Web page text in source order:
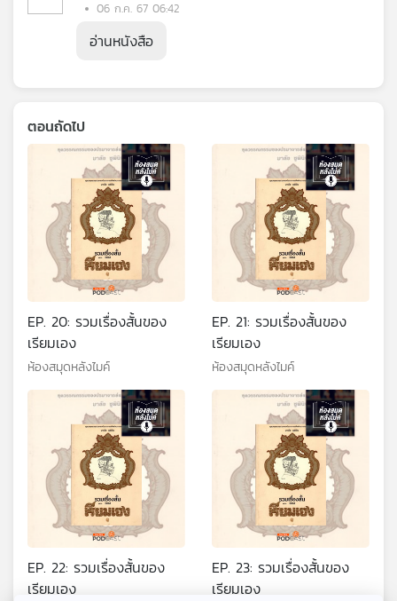
06 ก.ค. 67 06:42
อ่านหนังสือ
ตอนถัดไป
EP. 20: รวมเรื่องสั้นของ
เรียมเอง
ห้องสมุดหลังไมค์
EP. 21: รวมเรื่องสั้นของ
เรียมเอง
ห้องสมุดหลังไมค์
EP. 22: รวมเรื่องสั้นของ
เรียมเอง
EP. 23: รวมเรื่องสั้นของ
เรียมเอง